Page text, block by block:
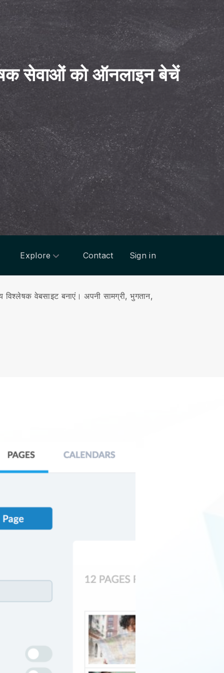
सेवाओं को ऑनलाइन बेचें
Explore Contact Sign in
वेबसाइट बनाएं। अपनी सामग्री, भुगतान,